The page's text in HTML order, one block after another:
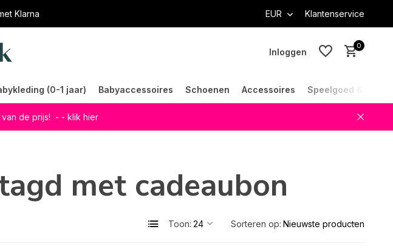
Klarna EUR Klantenservice
Inloggen
0
(0-1 jaar) Babyaccessoires Schoenen Accessoires Speelgoed &
de prijs! - - klik hier
met cadeaubon
Toon: Sorteren op: